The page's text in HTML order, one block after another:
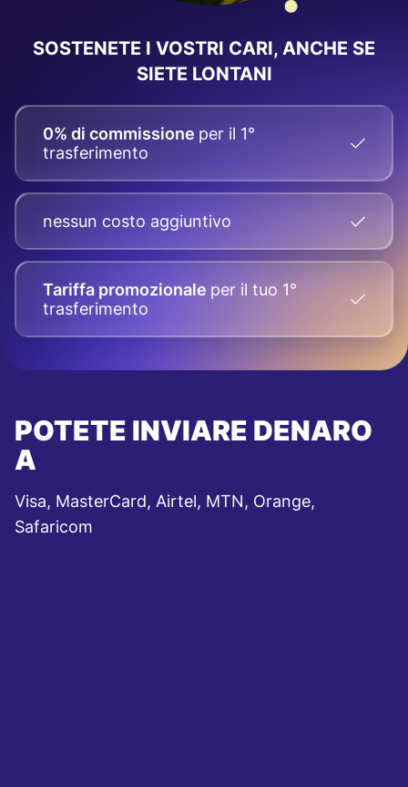
SOSTENETE I VOSTRI CARI, ANCHE SE
SIETE LONTANI
0% di commissione per il 1°
trasferimento
nessun costo aggiuntivo
Tariffa promozionale per il tuo 1°
trasferimento
POTETE INVIARE DENARO
A
Visa, MasterCard, Airtel, MTN, Orange,
Safaricom